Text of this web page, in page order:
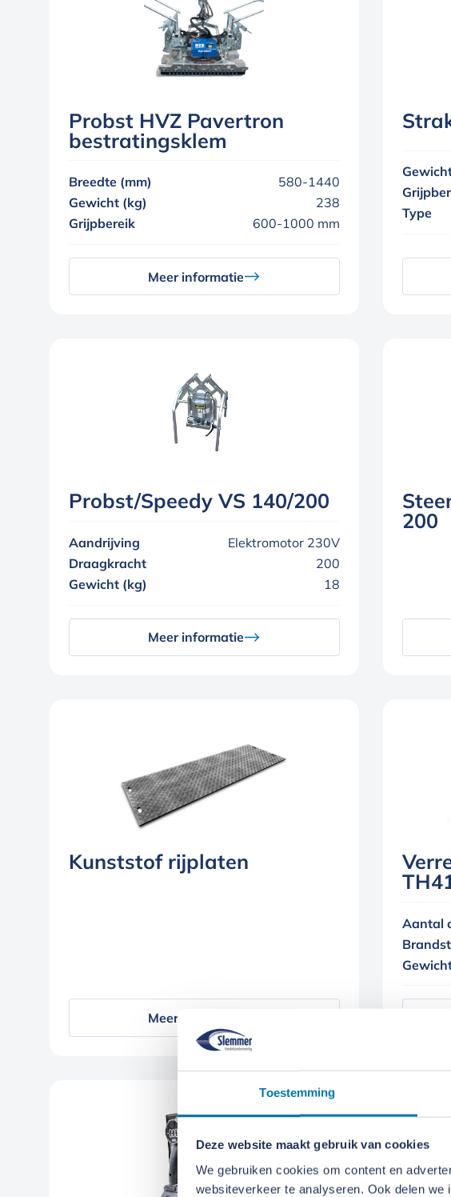
Toestemming
Deze website maakt gebruik van cookies
We gebruiken cookies om content en
websiteverkeer te analyseren. Ook delen
Probst HVZ Pavertron
bestratingsklem
Breedte (mm)
580-1440
Gewicht (kg)
238
Grijpbereik
600-1000 mm
Meer informatie
Type
Probst/Speedy VS 140/200
Aandrijving
Elektromotor 230V
Draagkracht
200
Gewicht (kg)
18
Meer informatie
200
Kunststof rijplaten
Meer informatie
Aantal